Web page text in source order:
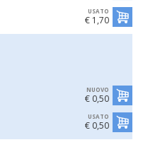
USATO
€ 1,70
NUOVO
€ 0,50
USATO
€ 0,50